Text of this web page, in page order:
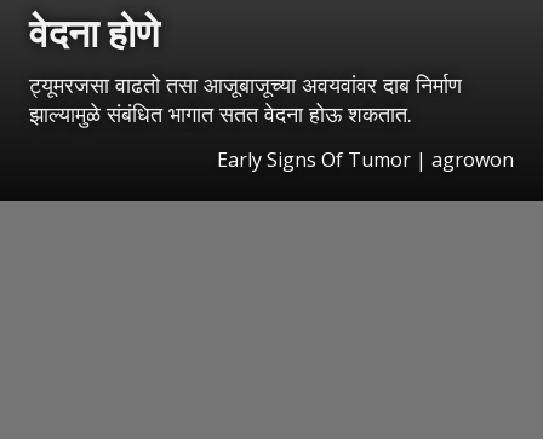
वेदना होणे
ट्यूमरजसा वाढतो तसा आजूबाजूच्या अवयवांवर दाब निर्माण
झाल्यामुळे संबंधित भागात सतत वेदना होऊ शकतात.
Early Signs Of Tumor | agrowon